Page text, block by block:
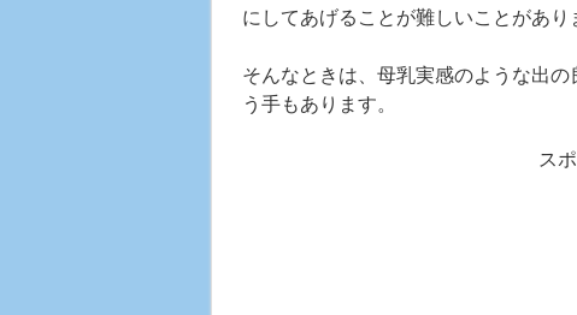
にしてあげることが難しいことがあり
そんなときは、母乳実感のような出
う手もあります。
ス